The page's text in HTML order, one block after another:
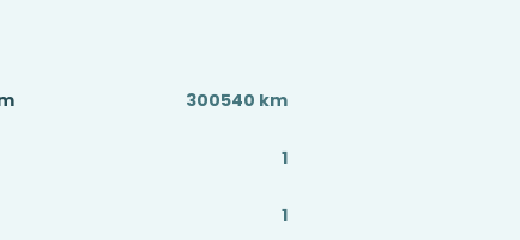
300540 km
1
1